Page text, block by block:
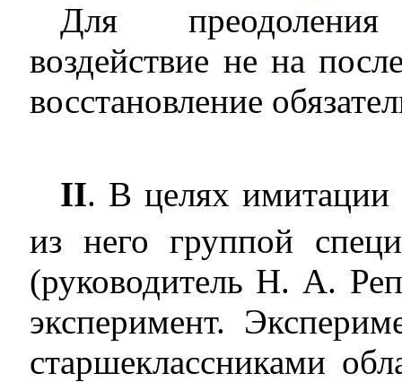
Для
воздействие не на
восстановление
II. В целях имитации
из него группой
(руководитель Н. А.
эксперимент.
старшеклассниками